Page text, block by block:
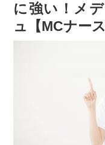
に強い！メ
ュ【MCナー